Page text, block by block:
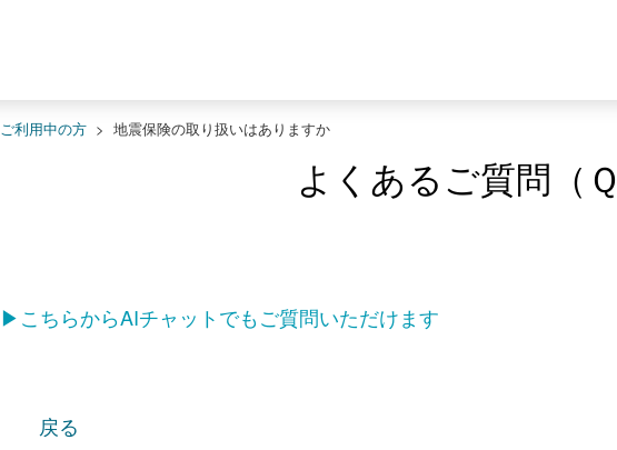
ご利用中の方 > 地震保険の取り扱いはありますか
よくあるご質問（Ｑ
▶こちらからAIチャットでもご質問いただけます
戻る